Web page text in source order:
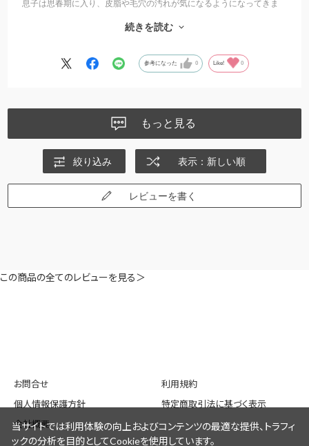
息子は思春期に入り、皮脂や毛穴の汚れが気になるようになってきま
私自身も一緒に使っていますが、洗い上がりがさっぱりしていて気持
ちよく、親子で毎日続けやすいです。香りも強すぎず、家族みんなで
これからも親子で愛用したい石鹸です。
続きを読む
参考になった 0 Like! 0
もっと見る
絞り込み 表示：新しい順
レビューを書く
この商品の全てのレビューを見る＞
お問合せ
利用規約
個人情報保護方針
特定商取引法に基づく表示
会社概要
当サイトでは利用体験の向上およびコンテンツの最適な提供、トラフィ
ックの分析を目的としてCookieを使用しています。